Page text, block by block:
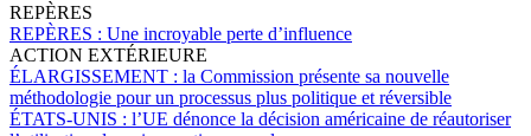
REPÈRES
REPÈRES : Une incroyable perte d’influence
ACTION EXTÉRIEURE
ÉLARGISSEMENT : la Commission présente sa nouvelle
méthodologie pour un processus plus politique et réversible
ÉTATS-UNIS : l’UE dénonce la décision américaine de réautoriser